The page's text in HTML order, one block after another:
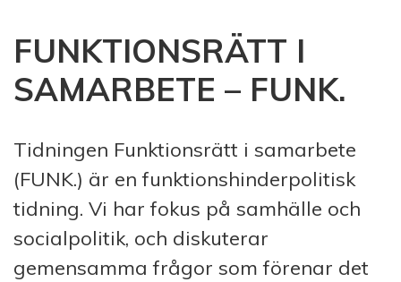
FUNKTIONSRÄTT I
SAMARBETE – FUNK.
Tidningen Funktionsrätt i samarbete
(FUNK.) är en funktionshinderpolitisk
tidning. Vi har fokus på samhälle och
socialpolitik, och diskuterar
gemensamma frågor som förenar det